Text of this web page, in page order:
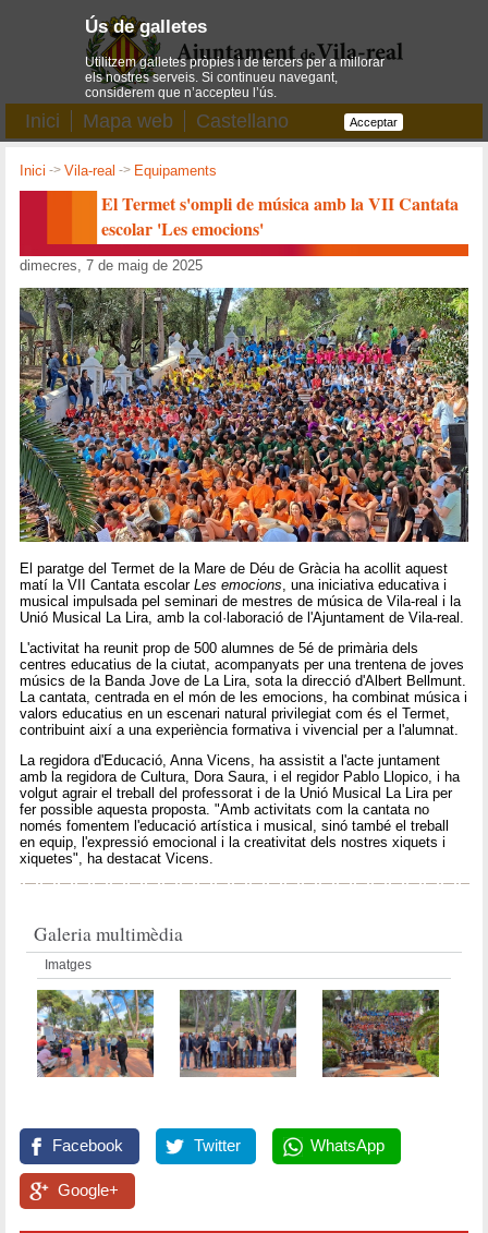
Inici Mapa web Castellano
Inici ->Vila-real -> Equipaments
El Termet s'ompli de música amb la VII Cantata
escolar 'Les emocions'
dimecres, 7 de maig de 2025
El paratge del Termet de la Mare de Déu de Gràcia ha acollit aquest
matí la VII Cantata escolarLes emocions , una iniciativa educativa i
musical impulsada pel seminari de mestres de música de Vila-real i la
Unió Musical La Lira, amb la col·laboració de l'Ajuntament de Vila-real.
L'activitat ha reunit prop de 500 alumnes de 5é de primària dels
centres educatius de la ciutat, acompanyats per una trentena de joves
músics de la Banda Jove de La Lira, sota la direcció d'Albert Bellmunt.
La cantata, centrada en el món de les emocions, ha combinat música i
valors educatius en un escenari natural privilegiat com és el Termet,
contribuint així a una experiència formativa i vivencial per a l'alumnat.
La regidora d'Educació, Anna Vicens, ha assistit a l'acte juntament
amb la regidora de Cultura, Dora Saura, i el regidor Pablo Llopico, i ha
volgut agrair el treball del professorat i de la Unió Musical La Lira per
fer possible aquesta proposta. "Amb activitats com la cantata no
només fomentem l'educació artística i musical, sinó també el treball
en equip, l'expressió emocional i la creativitat dels nostres xiquets i
xiquetes", ha destacat Vicens.
Galeria multimèdia
Imatges
Facebook Twitter WhatsApp
Google+
Ús de galletes
Utilitzem galletes pròpies i de tercers per a millorar
els nostres serveis. Si continueu navegant,
considerem que n’accepteu l’ús.
Acceptar